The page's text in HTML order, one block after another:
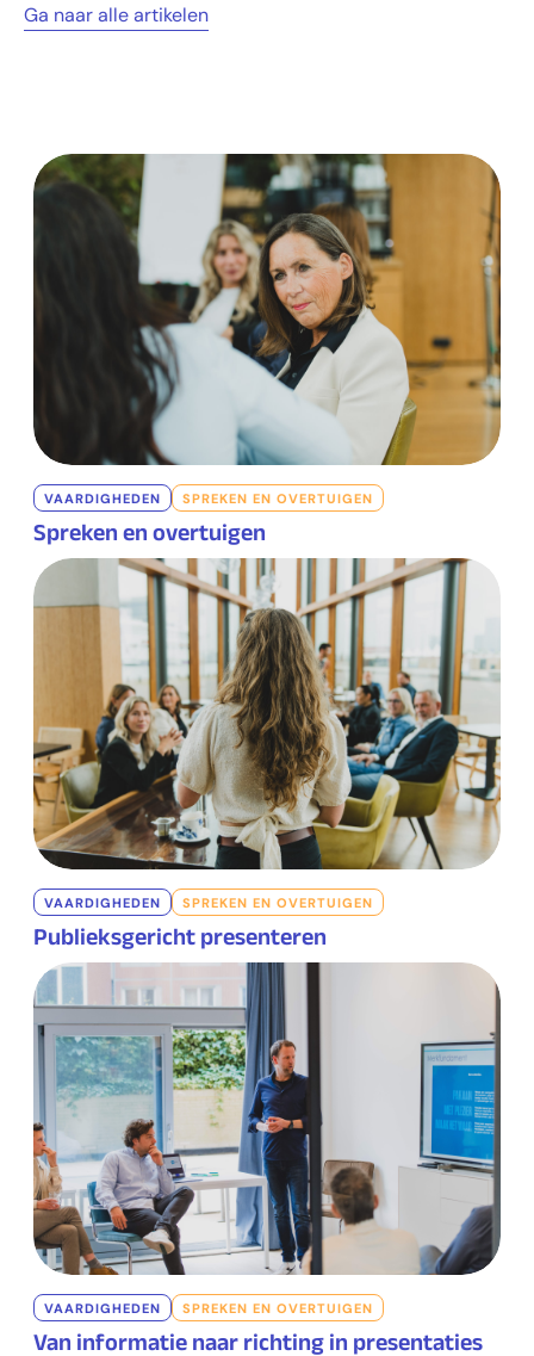
Ga naar alle artikelen
VAARDIGHEDEN SPREKEN EN OVERTUIGEN
Spreken en overtuigen
VAARDIGHEDEN SPREKEN EN OVERTUIGEN
Publieksgericht presenteren
VAARDIGHEDEN SPREKEN EN OVERTUIGEN
Van informatie naar richting in presentaties